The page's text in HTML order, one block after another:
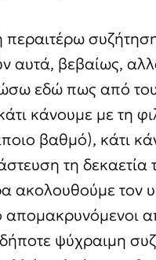
περαιτέρω
αυτά, βεβαίως,
εδώ πως από
κάνουμε με τη
βαθμό), κάτι
τη δεκαετία
ακολουθούμε τον
απομακρυνόμενοι
ψύχραιμη